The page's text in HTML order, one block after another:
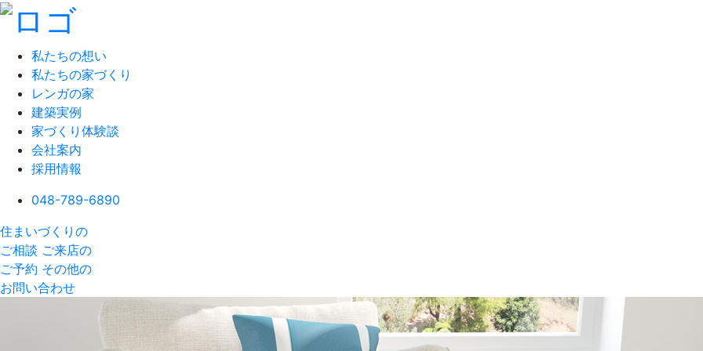
私たちの想い
私たちの家づくり
レンガの家
建築実例
家づくり体験談
会社案内
採用情報
048-789-6890
住まいづくりの
ご相談 ご来店の
ご予約 その他の
お問い合わせ